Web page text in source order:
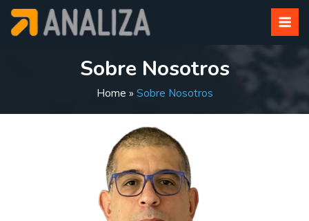
Sobre Nosotros
Home » Sobre Nosotros